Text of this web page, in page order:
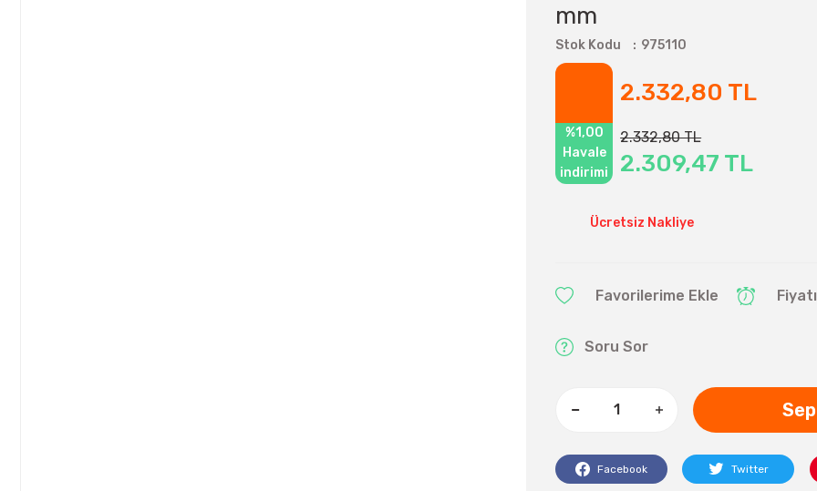
mm
Stok Kodu 975110
2.332,80 TL
%1,00
Havale
indirimi
2.332,80 TL
2.309,47 TL
Ücretsiz Nakliye
Soru Sor
Facebook Twitter